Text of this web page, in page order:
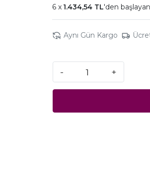
1.434,54 TL'den
Aynı Gün Kargo
- +